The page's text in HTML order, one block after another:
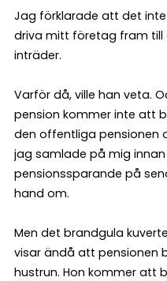
Jag förklarade att det
driva mitt företag fram till
inträder.
Varför då, ville han veta.
pension kommer inte att
den offentliga pensionen
jag samlade på mig
pensionssparande på
hand om.
Men det brandgula
visar ändå att pensionen
hustrun. Hon kommer att